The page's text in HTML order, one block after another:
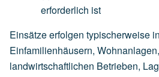
erforderlich ist
Einsätze erfolgen typischerweise
Einfamilienhäusern,
landwirtschaftlichen Betrieben,